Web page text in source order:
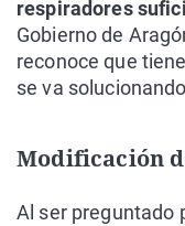
respiradores
Gobierno de
reconoce que
se va
Modificación
Al ser preguntado